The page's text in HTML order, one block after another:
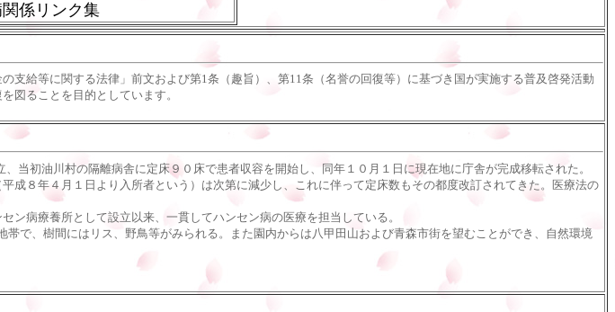
係リンク集
支給等に関する法律」前文および第1条（趣旨）、第11条（名誉の回復等）に基づき国が実施する普及啓発活動
図ることを目的としています。
当初油川村の隔離病舎に定床９０床で患者収容を開始し、同年１０月１日に現在地に庁舎が完成移転された。
８年４月１日より入所者という）は次第に減少し、これに伴って定床数もその都度改訂されてきた。医療法の
病療養所として設立以来、一貫してハンセン病の医療を担当している。
で、樹間にはリス、野鳥等がみられる。また園内からは八甲田山および青森市街を望むことができ、自然環境